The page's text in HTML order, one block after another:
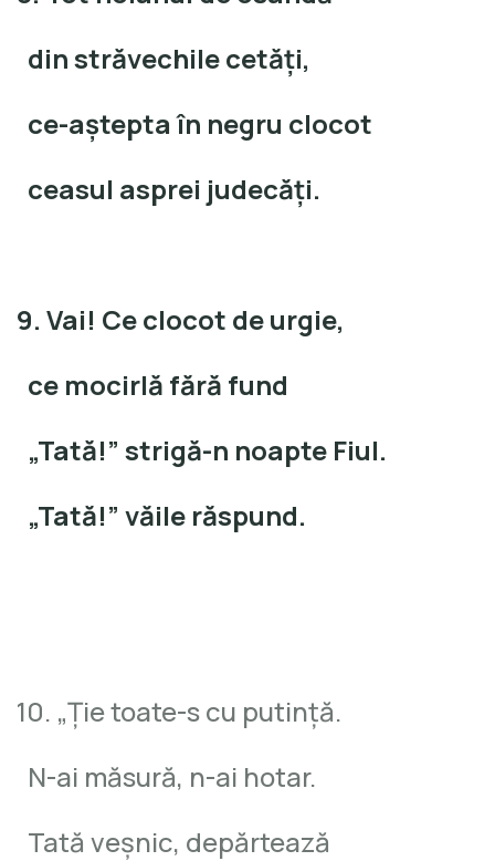
din străvechile cetăţi,
ce-aştepta în negru clocot
ceasul asprei judecăţi.
9. Vai! Ce clocot de urgie,
ce mocirlă fără fund
„Tată!” strigă-n noapte Fiul.
„Tată!” văile răspund.
10. „Ţie toate-s cu putinţă.
N-ai măsură, n-ai hotar.
Tată veşnic, depărtează